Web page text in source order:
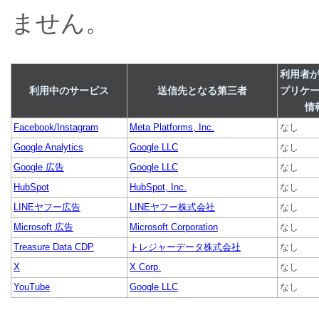
ません。
利用中のサービス 送信先となる第三者
利用者
プリケ
情
Facebook/Instagram Meta Platforms, Inc.
なし
Google Analytics
Google LLC
なし
Google 広告
Google LLC
なし
HubSpot
HubSpot, Inc.
なし
LINEヤフー広告
LINEヤフー株式会社
なし
Microsoft 広告
Microsoft Corporation
なし
Treasure Data CDP
トレジャーデータ株式会社
なし
X
X Corp.
なし
YouTube
Google LLC なし